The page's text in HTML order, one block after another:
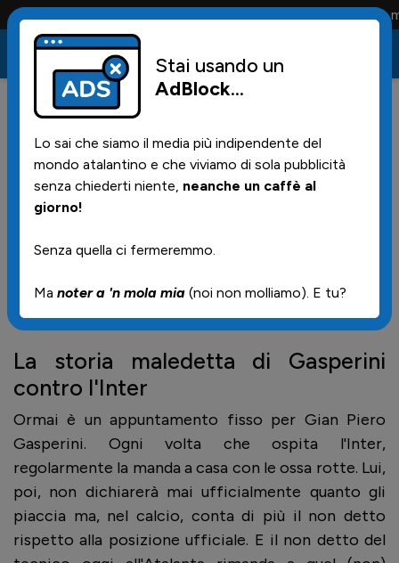
Conta solo la
24/10/2016 | 22.30
Occhio, malocchio... La storia
maledetta di Gasperini contro
l'Inter
suggerito da Riccardo88 che ringraziamo
La storia maledetta di Gasperini
contro l'Inter
Ormai è un appuntamento fisso per Gian Piero
Gasperini. Ogni volta che ospita l'Inter,
regolarmente la manda a casa con le ossa rotte. Lui,
poi, non dichiarerà mai ufficialmente quanto gli
piaccia ma, nel calcio, conta di più il non detto
rispetto alla posizione ufficiale. E il non detto del
Stai usando un
AdBlock...
Lo sai che siamo il media più indipendente del
mondo atalantino e che viviamo di sola pubblicità
senza chiederti niente, neanche un caffè al
giorno!
Senza quella ci fermeremmo.
Ma noter a 'n mola mia (noi non molliamo). E tu?